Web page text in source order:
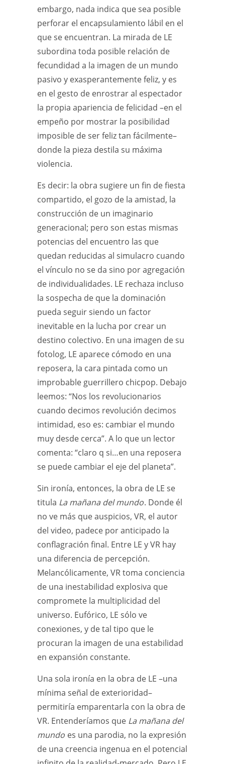
embargo, nada indica que sea posible
perforar el encapsulamiento lábil en el
que se encuentran. La mirada de LE
subordina toda posible relación de
fecundidad a la imagen de un mundo
pasivo y exasperantemente feliz, y es
en el gesto de enrostrar al espectador
la propia apariencia de felicidad –en el
empeño por mostrar la posibilidad
imposible de ser feliz tan fácilmente–
donde la pieza destila su máxima
violencia.
Es decir: la obra sugiere un fin de fiesta
compartido, el gozo de la amistad, la
construcción de un imaginario
generacional; pero son estas mismas
potencias del encuentro las que
quedan reducidas al simulacro cuando
el vínculo no se da sino por agregación
de individualidades. LE rechaza incluso
la sospecha de que la dominación
pueda seguir siendo un factor
inevitable en la lucha por crear un
destino colectivo. En una imagen de su
fotolog, LE aparece cómodo en una
reposera, la cara pintada como un
improbable guerrillero chicpop. Debajo
leemos: “Nos los revolucionarios
cuando decimos revolución decimos
intimidad, eso es: cambiar el mundo
muy desde cerca”. A lo que un lector
comenta: “claro q si…en una reposera
se puede cambiar el eje del planeta”.
Sin ironía, entonces, la obra de LE se
titula La mañana del mundo. Donde él
no ve más que auspicios, VR, el autor
del video, padece por anticipado la
conflagración final. Entre LE y VR hay
una diferencia de percepción.
Melancólicamente, VR toma conciencia
de una inestabilidad explosiva que
compromete la multiplicidad del
universo. Eufórico, LE sólo ve
conexiones, y de tal tipo que le
procuran la imagen de una estabilidad
en expansión constante.
Una sola ironía en la obra de LE –una
mínima señal de exterioridad–
permitiría emparentarla con la obra de
VR. Entenderíamos que La mañana del
mundo es una parodia, no la expresión
de una creencia ingenua en el potencial